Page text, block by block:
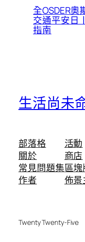
全OSDER
交通平安日
指南
生活尚未
部落格
關於
常見問題集
作者
活動
商店
區
佈
Twenty Twenty-Five